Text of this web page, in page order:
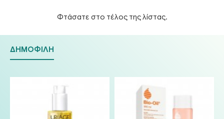
Φτάσατε στο τέλος της λίστας.
ΔΗΜΟΦΙΛΉ